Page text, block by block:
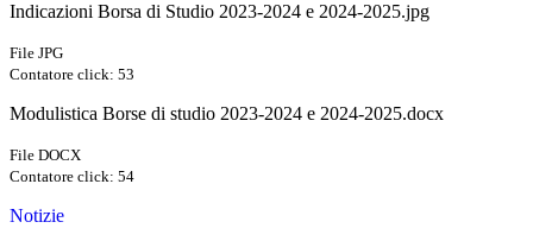
Indicazioni Borsa di Studio 2023-2024 e 2024-2025.jpg
File JPG
Contatore click: 53
Modulistica Borse di studio 2023-2024 e 2024-2025.docx
File DOCX
Contatore click: 54
Notizie